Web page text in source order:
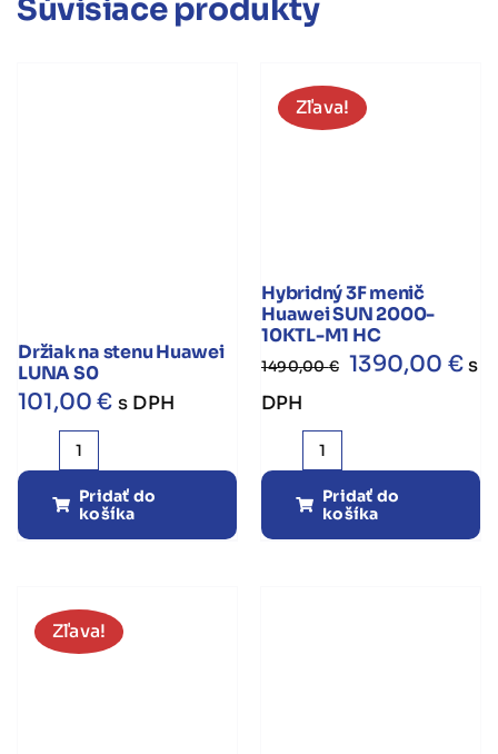
Súvisiace produkty
Držiak na stenu Huawei
LUNA S0
101,00€ s DPH
množstvo
Držiak
na
stenu
S0
Pridať do
košíka
Zľava!
Hybridný 3F menič
Huawei SUN 2000-
10KTL-M1 HC
1490,00€ Pôvodná
1490,00 €.
1390,00 € s
DPH
množstvo
Hybridný
3F
menič
Pridať do
košíka
Zľava!